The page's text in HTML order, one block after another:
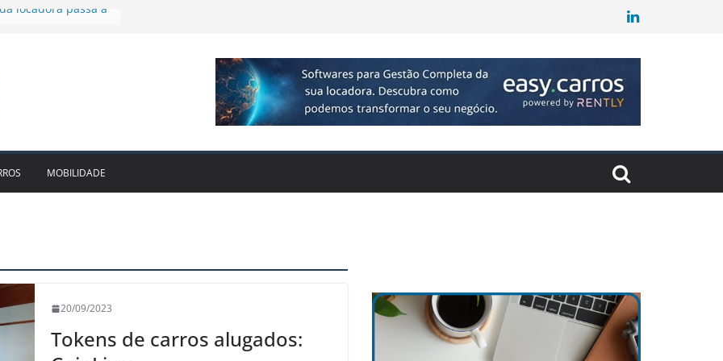
1bi no 2T26 e
de veículos
para o RJ e
leva Localiza
MOBILIDADE
20/09/2023
Tokens de carros alugados: